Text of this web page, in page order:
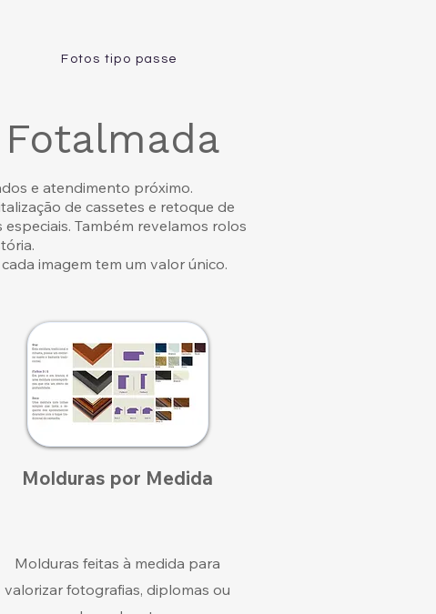
Fotos tipo passe
e atendimento próximo.
de cassetes e retoque de
Também revelamos rolos
imagem tem um valor único.
Molduras por Medida
Molduras feitas à medida para
valorizar fotografias, diplomas ou